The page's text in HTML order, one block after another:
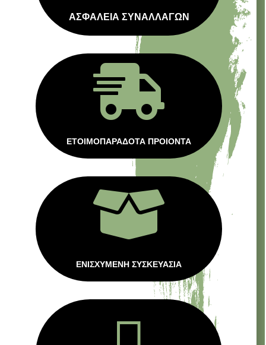
ΑΣΦΑΛΕΙΑ ΣΥΝΑΛΛΑΓΩΝ

ΕΤΟΙΜΟΠΑΡΑΔΟΤΑ ΠΡΟΙΟΝΤΑ

ΕΝΙΣΧΥΜΕΝΗ ΣΥΣΚΕΥΑΣΙΑ